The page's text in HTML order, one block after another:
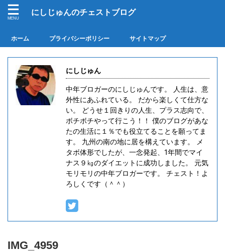
にしじゅんのチェストブログ
ホーム プライバシーポリシー サイトマップ
にしじゅん
中年ブロガーのにしじゅんです。 人生は、意
外性にあふれている。 だから楽しくて仕方な
い。 どうせ１回きりの人生、プラス志向で、
ボチボチやって行こう！！ 僕のブログがあな
たの生活に１％でも役立てることを願ってま
す。 九州の南の地に居を構えています。 メ
タボ体形でしたが、一念発起、1年間でマイ
ナス９㎏のダイエットに成功しました。 元気
モリモリの中年ブロガーです。 チェスト！よ
ろしくです（＾＾）
IMG_4959